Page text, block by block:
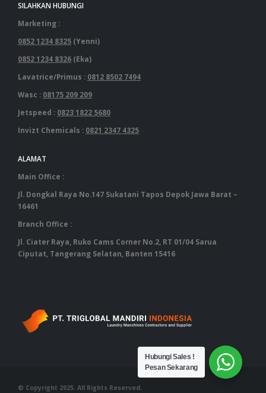
SILAHKAN HUBUNGI
Marketing :
0852 1234 8325 (Yenni)
0852 1234 8326 (Eka)
Lavatrice/Primus : 0812 8502 7494
Wasc : 08175 209 209
Jetspeed : 0823 1822 5680
Invizt Chemicals : 0821 2347 4325
ALAMAT
Main Office :
Jl. Dongkal Raya No.147 Sukatani Tapos Depok Jawa Barat –
16461
Branch Office :
Jl. Ciater Raya, Ruko Cams Corner No.2, RT 01/04 Sarua
Ciputat, Tangerang Selatan, Banten 15416
© Copyright 2025. All Rights Reserved.
Hubungi Sales !
Pesan Sekarang